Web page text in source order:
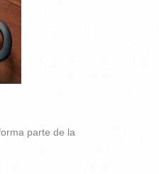
parte de la